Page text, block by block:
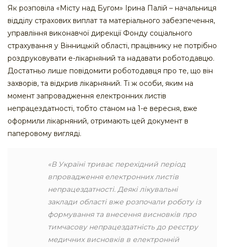
Як розповіла «Місту над Бугом» Ірина Палій – начальниця
відділу страхових виплат та матеріального забезпечення,
управління виконавчої дирекції Фонду соціального
страхування у Вінницькій області, працівнику не потрібно
роздруковувати е-лікарняний та надавати роботодавцю.
Достатньо лише повідомити роботодавця про те, що він
захворів, та відкрив лікарняний. Ті ж особи, яким на
момент запровадження електронних листів
непрацездатності, тобто станом на 1-е вересня, вже
оформили лікарняний, отримають цей документ в
паперовому вигляді.
«В Україні триває перехідний період
впровадження електронних листів
непрацездатності. Деякі лікувальні
заклади області вже розпочали роботу із
формування та внесення висновків про
тимчасову непрацездатність до реєстру
медичних висновків в електронній